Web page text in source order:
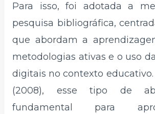
Para isso, foi adotada a
pesquisa bibliográfica,
que abordam a
metodologias ativas e o uso
digitais no contexto educativo.
(2008), esse tipo de
fundamental para